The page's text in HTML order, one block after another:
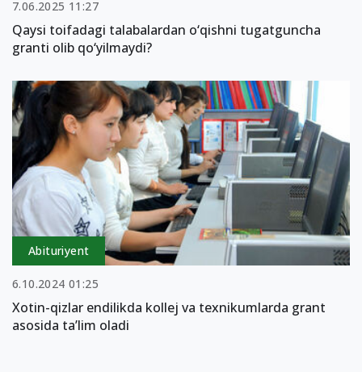
7.06.2025 11:27
Qaysi toifadagi talabalardan o‘qishni tugatguncha
granti olib qo‘yilmaydi?
Abituriyent
6.10.2024 01:25
Xotin-qizlar endilikda kollej va texnikumlarda grant
asosida ta’lim oladi